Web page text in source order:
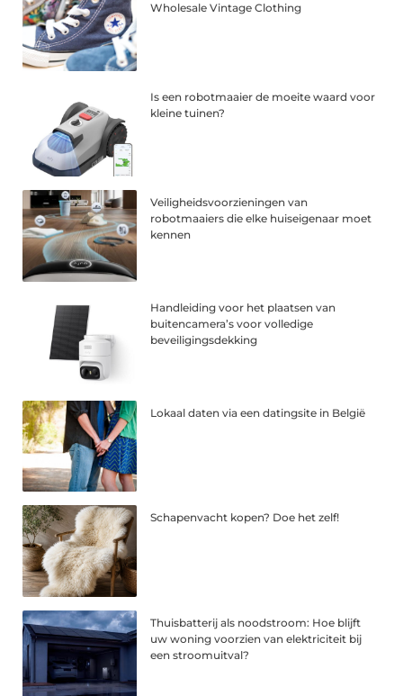
Wholesale Vintage Clothing
Is een robotmaaier de moeite waard voor
kleine tuinen?
Veiligheidsvoorzieningen van
robotmaaiers die elke huiseigenaar moet
kennen
Handleiding voor het plaatsen van
buitencamera’s voor volledige
beveiligingsdekking
Lokaal daten via een datingsite in België
Schapenvacht kopen? Doe het zelf!
Thuisbatterij als noodstroom: Hoe blijft
uw woning voorzien van elektriciteit bij
een stroomuitval?